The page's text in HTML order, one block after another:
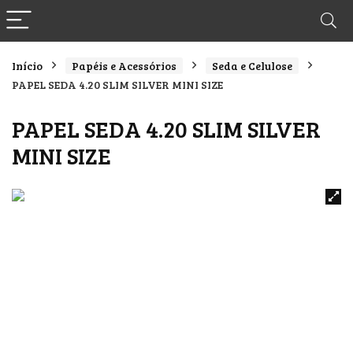
Início Papéis e Acessórios
Seda e Celulose
PAPEL SEDA 4.20 SLIM SILVER MINI SIZE
PAPEL SEDA 4.20 SLIM SILVER
MINI SIZE